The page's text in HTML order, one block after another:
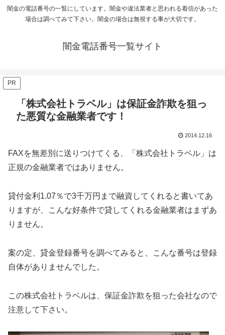
闇金の電話番号の一覧にしています。闇金や違法業者と思われる着信があった
場合は調べてみて下さい。闇金の場合は無視する事が大切です。
闇金電話番号一覧サイト
PR
「株式会社トラベル」は保証金詐欺を狙っ
た悪質な金融業者です！
2014.12.16
FAXを無差別に送りつけてくる、「株式会社トラベル」は
正規の金融業者ではありません。
貸付金利1.07％で3千万円まで融資してくれると書いてあ
りますが、こんな好条件で貸してくれる金融業者はまずあ
りません。
案の定、貸金登録番号を調べてみると、こんな番号は登録
自体がありませんでした。
この株式会社トラベルは、保証金詐欺を狙った会社なので
注意して下さい。